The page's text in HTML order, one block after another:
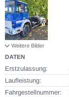
Weitere Bilder
DATEN
Erstzulassung:
Laufleistung:
Fahrgestellnummer: